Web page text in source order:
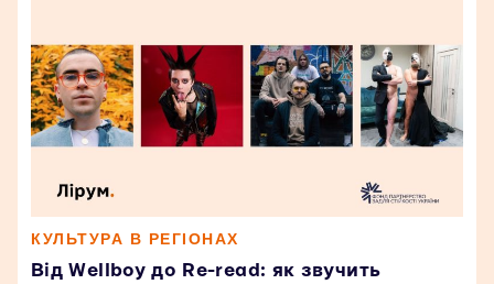
КУЛЬТУРА В РЕГІОНАХ
Від Wellboy до Re-read: як звучить